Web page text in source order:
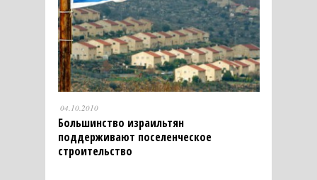
04.10.2010
Большинство израильтян
поддерживают поселенческое
строительство